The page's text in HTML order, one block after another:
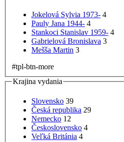
Jokelová Sylvia 1973- 4
Pauly Jana 1944- 4
Stankoci Stanislav 1959- 4
Gabrielová Bronislava 3
Mešša Martin 3
#tpl-btn-more
Krajina vydania
Slovensko 39
Česká republika 29
Nemecko 12
Československo 4
Veľká Británia 4